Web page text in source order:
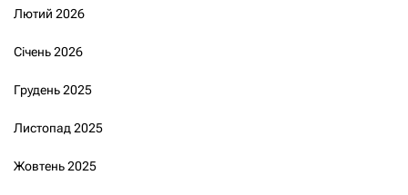
Лютий 2026
Січень 2026
Грудень 2025
Листопад 2025
Жовтень 2025